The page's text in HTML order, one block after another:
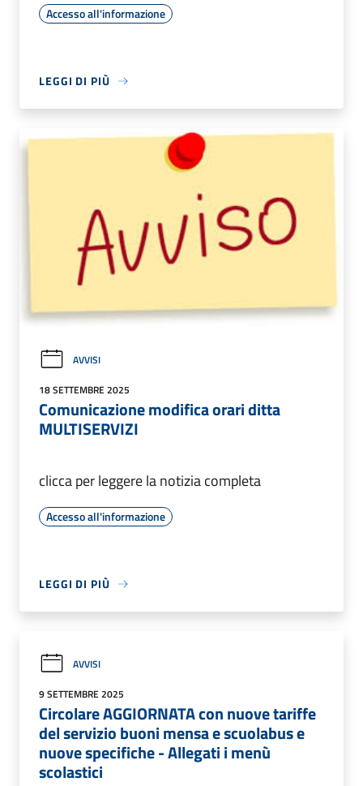
Accesso all'informazione
LEGGI DI PIÙ
AVVISI
18 SETTEMBRE 2025
Comunicazione modifica orari ditta
MULTISERVIZI
clicca per leggere la notizia completa
Accesso all'informazione
LEGGI DI PIÙ
AVVISI
9 SETTEMBRE 2025
Circolare AGGIORNATA con nuove tariffe
del servizio buoni mensa e scuolabus e
nuove specifiche - Allegati i menù
scolastici